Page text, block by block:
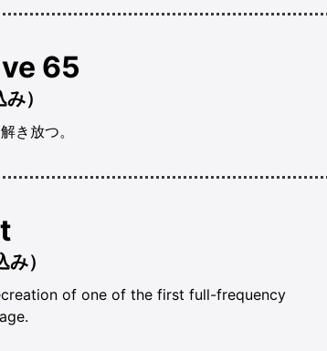
65
）
き放つ。
）
of one of the first full-frequency